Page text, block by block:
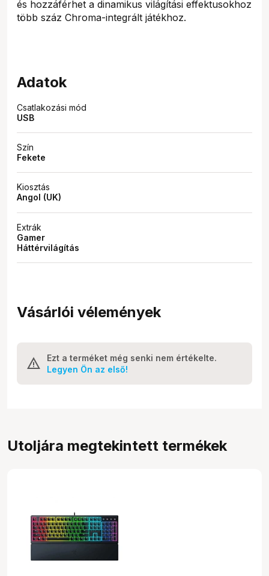
és hozzáférhet a dinamikus világítási effektusokhoz
több száz Chroma-integrált játékhoz.
Adatok
Csatlakozási mód
USB
Szín
Fekete
Kiosztás
Angol (UK)
Extrák
Gamer
Háttérvilágítás
Vásárlói vélemények
Ezt a terméket még senki nem értékelte.
Legyen Ön az első!
Utoljára megtekintett termékek